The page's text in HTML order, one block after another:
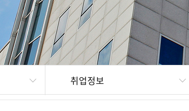
취업정보